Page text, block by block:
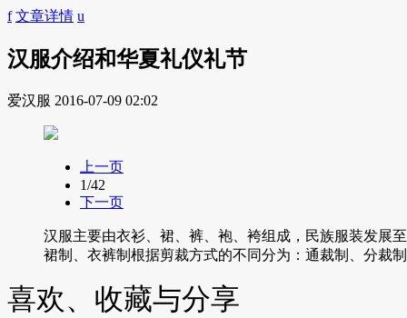
f 文章详情 u
汉服介绍和华夏礼仪礼节
爱汉服 2016-07-09 02:02
上一页
1/42
下一页
汉服主要由衣衫、裙、裤、袍、袴组成，民族服装发展
裙制、衣裤制根据剪裁方式的不同分为：通裁制、分裁
喜欢、收藏与分享